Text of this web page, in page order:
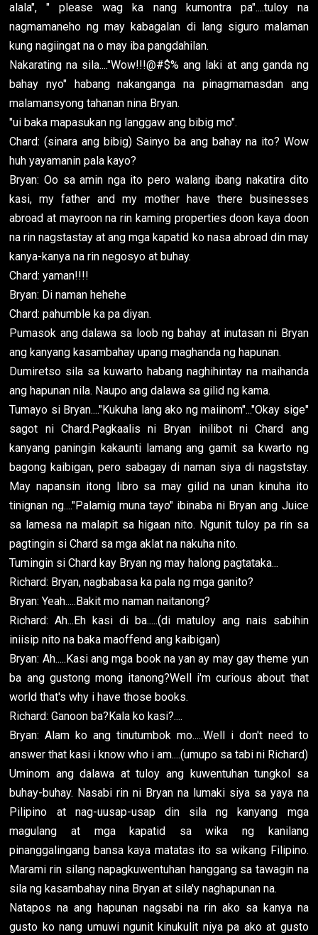
alala", " please wag ka nang kumontra pa"....tuloy na
nagmamaneho ng may kabagalan di lang siguro malaman
kung nagiingat na o may iba pangdahilan.
Nakarating na sila...."Wow!!!@#$% ang laki at ang ganda ng
bahay nyo" habang nakanganga na pinagmamasdan ang
malamansyong tahanan nina Bryan.
"ui baka mapasukan ng langgaw ang bibig mo".
Chard: (sinara ang bibig) Sainyo ba ang bahay na ito? Wow
huh yayamanin pala kayo?
Bryan: Oo sa amin nga ito pero walang ibang nakatira dito
kasi, my father and my mother have there businesses
abroad at mayroon na rin kaming properties doon kaya doon
na rin nagstastay at ang mga kapatid ko nasa abroad din may
kanya-kanya na rin negosyo at buhay.
Chard: yaman!!!!
Bryan: Di naman hehehe
Chard: pahumble ka pa diyan.
Pumasok ang dalawa sa loob ng bahay at inutasan ni Bryan
ang kanyang kasambahay upang maghanda ng hapunan.
Dumiretso sila sa kuwarto habang naghihintay na maihanda
ang hapunan nila. Naupo ang dalawa sa gilid ng kama.
Tumayo si Bryan...."Kukuha lang ako ng maiinom"..."Okay sige"
sagot ni Chard.Pagkaalis ni Bryan inilibot ni Chard ang
kanyang paningin kakaunti lamang ang gamit sa kwarto ng
bagong kaibigan, pero sabagay di naman siya di nagststay.
May napansin itong libro sa may gilid na unan kinuha ito
tinignan ng...."Palamig muna tayo" ibinaba ni Bryan ang Juice
sa lamesa na malapit sa higaan nito. Ngunit tuloy pa rin sa
pagtingin si Chard sa mga aklat na nakuha nito.
Tumingin si Chard kay Bryan ng may halong pagtataka...
Richard: Bryan, nagbabasa ka pala ng mga ganito?
Bryan: Yeah.....Bakit mo naman naitanong?
Richard: Ah...Eh kasi di ba.....(di matuloy ang nais sabihin
iniisip nito na baka maoffend ang kaibigan)
Bryan: Ah.....Kasi ang mga book na yan ay may gay theme yun
ba ang gustong mong itanong?Well i'm curious about that
world that's why i have those books.
Richard: Ganoon ba?Kala ko kasi?....
Bryan: Alam ko ang tinutumbok mo.....Well i don't need to
answer that kasi i know who i am....(umupo sa tabi ni Richard)
Uminom ang dalawa at tuloy ang kuwentuhan tungkol sa
buhay-buhay. Nasabi rin ni Bryan na lumaki siya sa yaya na
Pilipino at nag-uusap-usap din sila ng kanyang mga
magulang at mga kapatid sa wika ng kanilang
pinanggalingang bansa kaya matatas ito sa wikang Filipino.
Marami rin silang napagkuwentuhan hanggang sa tawagin na
sila ng kasambahay nina Bryan at sila'y naghapunan na.
Natapos na ang hapunan nagsabi na rin ako sa kanya na
gusto ko nang umuwi ngunit kinukulit niya pa ako at gusto